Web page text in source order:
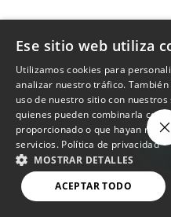
Ese sitio web utiliza
Utilizamos cookies para
analizar nuestro tráfico.
uso de nuestro sitio con
quienes pueden combinarla con
proporcionado o que hayan
servicios. Política de privacidad
MOSTRAR DETALLES
ACEPTAR TODO